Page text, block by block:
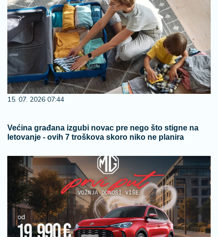
15. 07. 2026 07:44
Većina građana izgubi novac pre nego što stigne na
letovanje - ovih 7 troškova skoro niko ne planira